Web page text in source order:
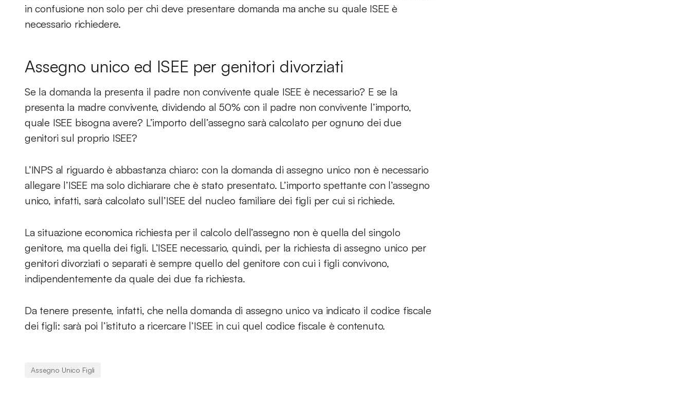
in confusione non solo per chi deve presentare domanda ma anche su quale ISEE è
necessario richiedere.
Assegno unico ed ISEE per genitori divorziati
Se la domanda la presenta il padre non convivente quale ISEE è necessario? E se la
presenta la madre convivente, dividendo al 50% con il padre non convivente l’importo,
quale ISEE bisogna avere? L’importo dell’assegno sarà calcolato per ognuno dei due
genitori sul proprio ISEE?
L’INPS al riguardo è abbastanza chiaro: con la domanda di assegno unico non è necessario
allegare l’ISEE ma solo dichiarare che è stato presentato. L’importo spettante con l’assegno
unico, infatti, sarà calcolato sull’ISEE del nucleo familiare dei figli per cui si richiede.
La situazione economica richiesta per il calcolo dell’assegno non è quella del singolo
genitore, ma quella dei figli. L’ISEE necessario, quindi, per la richiesta di assegno unico per
genitori divorziati o separati è sempre quello del genitore con cui i figli convivono,
indipendentemente da quale dei due fa richiesta.
Da tenere presente, infatti, che nella domanda di assegno unico va indicato il codice fiscale
dei figli: sarà poi l’istituto a ricercare l’ISEE in cui quel codice fiscale è contenuto.
Assegno Unico Figli